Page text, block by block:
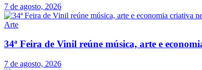
7 de agosto, 2026
Arte
34ª Feira de Vinil reúne música, arte e
7 de agosto, 2026